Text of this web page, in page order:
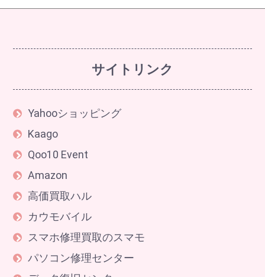
サイトリンク
Yahooショッピング
Kaago
Qoo10 Event
Amazon
高価買取ハル
カウモバイル
スマホ修理買取のスマモ
パソコン修理センター